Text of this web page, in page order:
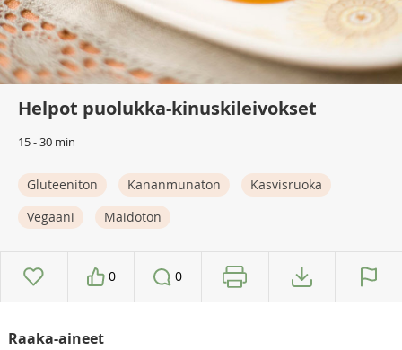
Helpot puolukka-kinuskileivokset
15 - 30 min
Gluteeniton Kananmunaton
Kasvisruoka
Vegaani
Maidoton
0 0
Raaka-aineet